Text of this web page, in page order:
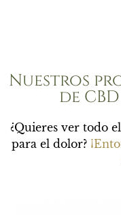
Nuestros
de
¿Quieres ver todo
para el dolor?